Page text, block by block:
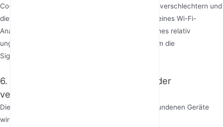
Co-Kanal-Interferenzen führen, die Signalqualität verschlechtern und
die Geschwindigkeit reduzieren. Die Verwendung eines Wi-Fi-
Analysator-Tools zum Scannen und Auswählen eines relativ
ungenutzten Kanals ist eine effektive Methode, um die
Signalumgebung zu verbessern.
6. Netzwerküberlastung und Anzahl der
verbundenen Geräte
Die Anzahl der gleichzeitig mit einem Router verbundenen Geräte
wirkt sich direkt auf die „Bandbreite“ und die